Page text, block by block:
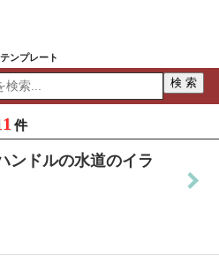
ンプレート
件
ンドルの水道のイラ